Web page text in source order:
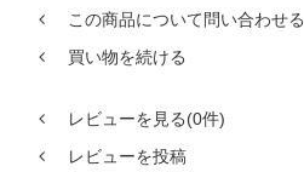
この商品について問い合わせる
買い物を続ける
レビューを見る(0件)
レビューを投稿